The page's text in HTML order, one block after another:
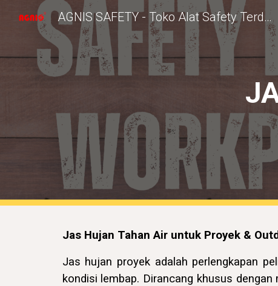
AGNIS SAFETY - Toko Alat Safety Terdekat
Jas Hujan Tahan Air untuk Proyek &
Jas hujan proyek adalah perlengkapan
kondisi lembap. Dirancang khusus